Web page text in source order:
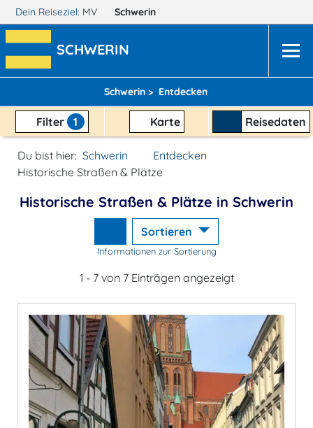
Dein Reiseziel: MV Schwerin
SCHWERIN
Schwerin > Entdecken
Filter 1 Karte Reisedaten
Du bist hier: Schwerin
Entdecken
Historische Straßen & Plätze
Historische Straßen & Plätze in Schwerin
Sortieren
Informationen zur Sortierung
1 - 7 von 7 Einträgen angezeigt